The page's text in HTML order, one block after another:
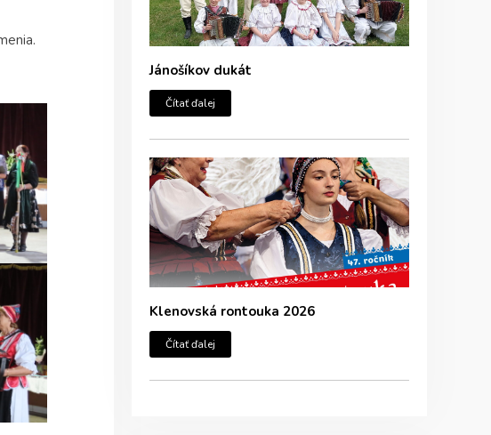
Jánošíkov dukát
Čítať ďalej
Klenovská rontouka 2026
Čítať ďalej